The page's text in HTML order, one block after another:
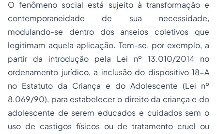
O fenômeno social está sujeito à transformação e
contemporaneidade de sua necessidade,
modulando-se dentro dos anseios coletivos que
legitimam aquela aplicação. Tem-se, por exemplo, a
partir da introdução pela Lei nº 13.010/2014 no
ordenamento jurídico, a inclusão do dispositivo 18-A
no Estatuto da Criança e do Adolescente (Lei nº
8.069/90), para estabelecer o direito da criança e do
adolescente de serem educados e cuidados sem o
uso de castigos físicos ou de tratamento cruel ou